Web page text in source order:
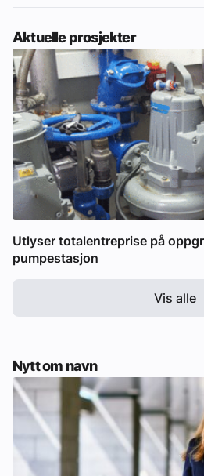
Aktuelle prosjekter
Utlyser totalentreprise på
pumpestasjon
Vis alle
Nytt om navn